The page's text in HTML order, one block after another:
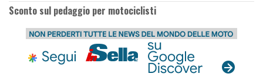
Sconto sul pedaggio per motociclisti